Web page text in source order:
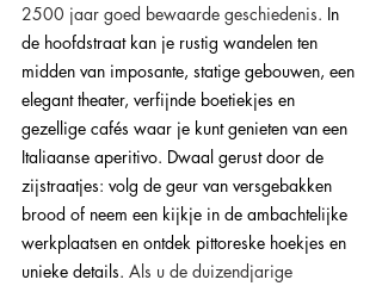
2500 jaar goed bewaarde geschiedenis. In
de hoofdstraat kan je rustig wandelen ten
midden van imposante, statige gebouwen, een
elegant theater, verfijnde boetiekjes en
gezellige cafés waar je kunt genieten van een
Italiaanse aperitivo. Dwaal gerust door de
zijstraatjes: volg de geur van versgebakken
brood of neem een ​​kijkje in de ambachtelijke
werkplaatsen en ontdek pittoreske hoekjes en
unieke details. Als u de duizendjarige